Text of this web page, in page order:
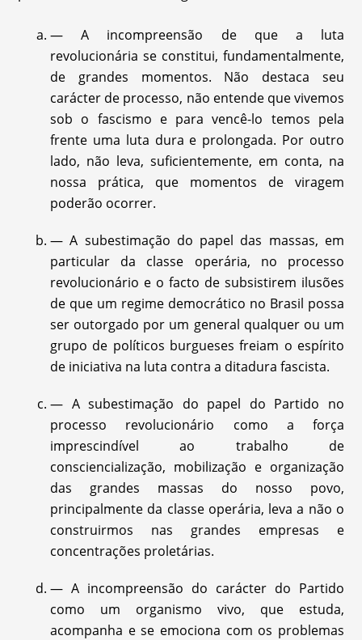
— A incompreensão de que a luta
revolucionária se constitui, fundamentalmente,
de grandes momentos. Não destaca seu
carácter de processo, não entende que vivemos
sob o fascismo e para vencê-lo temos pela
frente uma luta dura e prolongada. Por outro
lado, não leva, suficientemente, em conta, na
nossa prática, que momentos de viragem
poderão ocorrer.
— A subestimação do papel das massas, em
particular da classe operária, no processo
revolucionário e o facto de subsistirem ilusões
de que um regime democrático no Brasil possa
ser outorgado por um general qualquer ou um
grupo de políticos burgueses freiam o espírito
de iniciativa na luta contra a ditadura fascista.
— A subestimação do papel do Partido no
processo revolucionário como a força
imprescindível ao trabalho de
consciencialização, mobilização e organização
das grandes massas do nosso povo,
principalmente da classe operária, leva a não o
construirmos nas grandes empresas e
concentrações proletárias.
— A incompreensão do carácter do Partido
como um organismo vivo, que estuda,
acompanha e se emociona com os problemas